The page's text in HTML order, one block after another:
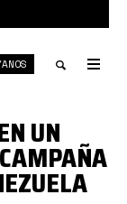
search
UN